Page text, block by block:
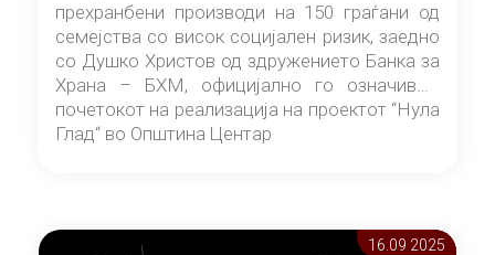
прехранбени производи на 150 граѓани од
семејства со висок социјален ризик, заедно
со Душко Христов од здружението Банка за
Храна – БХМ, официјално го означивме
почетокот на реализација на проектот “Нула
Глад“ во Општина Центар
16.09 2025